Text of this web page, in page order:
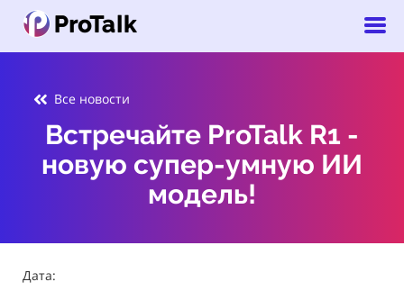
Все новости
Встречайте ProTalk R1 -
новую супер-умную ИИ
модель!
Дата: